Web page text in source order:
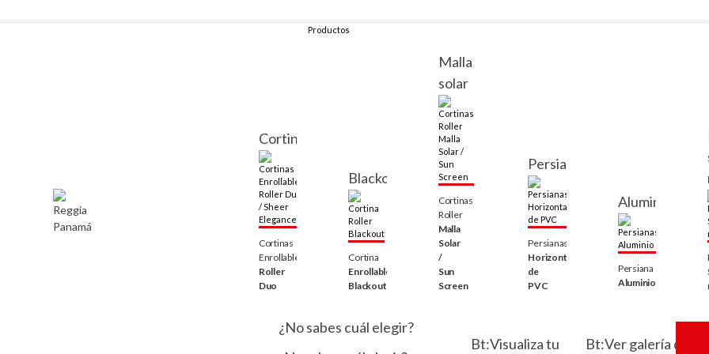
Productos
Cortinas
Cortinas
Enrollables
Roller
Duo
Blackout
Cortina
Enrollable
Blackout
Malla
solar
Cortinas
Roller
Malla
Solar
/
Sun
Screen
Persianas
Persianas
Horizontales
de
PVC
Aluminio
Persiana
Aluminio
¿No sabes cuál elegir?
Bt:Visualiza tu
Bt:Ver galería de